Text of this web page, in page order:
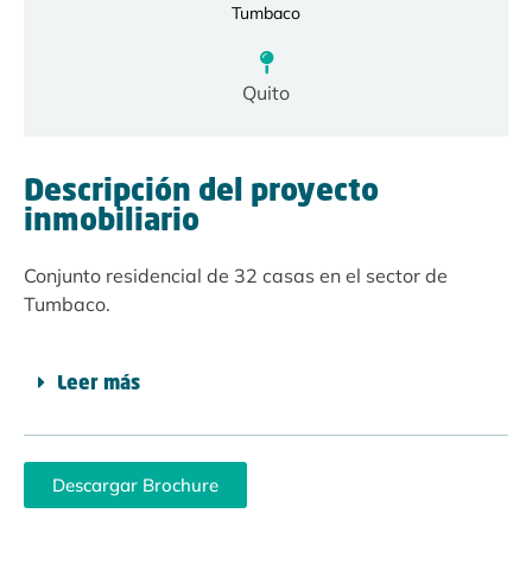
Tumbaco
Quito
Descripción del proyecto
inmobiliario
Conjunto residencial de 32 casas en el sector de
Tumbaco.
Leer más
Descargar Brochure